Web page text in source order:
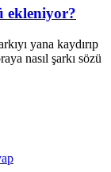
ekleniyor?
yana kaydırıp
nasıl şarkı sözü